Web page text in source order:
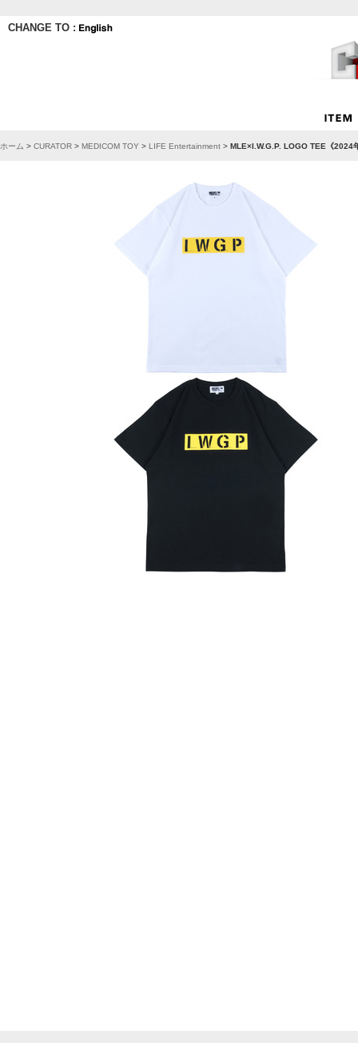
CHANGE TO :
ホーム > CURATOR > MEDICOM TOY > LIFE Entertainment > MLE×I.W.G.P. LOGO TEE《2024